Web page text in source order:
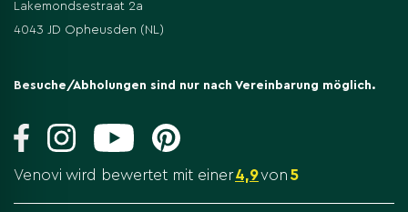
Lakemondsestraat 2a
4043 JD Opheusden (NL)
Besuche/Abholungen sind nur nach Vereinbarung möglich.
Venovi wird bewertet mit einer4,9von 5